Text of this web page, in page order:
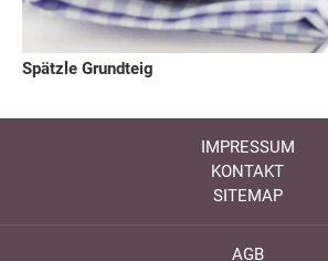
Spätzle Grundteig
IMPRESSUM
KONTAKT
SITEMAP
AGB